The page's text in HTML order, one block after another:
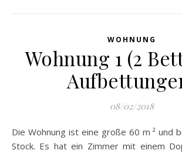
WOHNUNG
Wohnung 1 (2
08/02/2018
Die Wohnung ist eine große 60 m ² und befindet sich im 3.
Stock. Es hat ein Zimmer mit einem